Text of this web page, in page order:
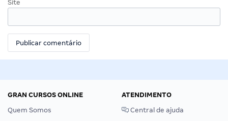
Site
GRAN CURSOS ONLINE
Quem Somos
ATENDIMENTO
Central de ajuda